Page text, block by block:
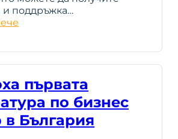
и поддръжка…
първата
по бизнес
в България